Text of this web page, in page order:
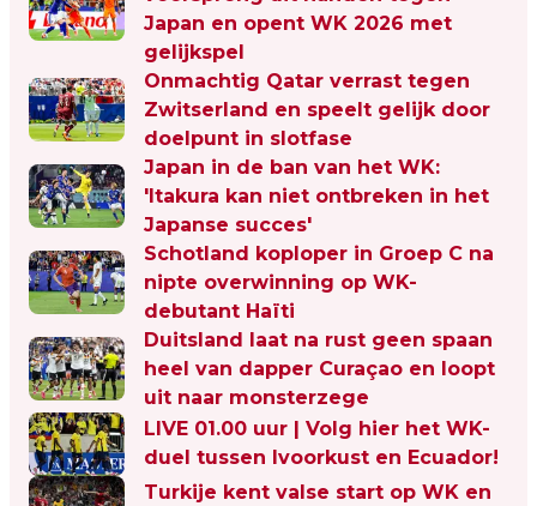
Japan en opent WK 2026 met
gelijkspel
Onmachtig Qatar verrast tegen
Zwitserland en speelt gelijk door
doelpunt in slotfase
Japan in de ban van het WK:
'Itakura kan niet ontbreken in het
Japanse succes'
Schotland koploper in Groep C na
nipte overwinning op WK-
debutant Haïti
Duitsland laat na rust geen spaan
heel van dapper Curaçao en loopt
uit naar monsterzege
LIVE 01.00 uur | Volg hier het WK-
duel tussen Ivoorkust en Ecuador!
Turkije kent valse start op WK en